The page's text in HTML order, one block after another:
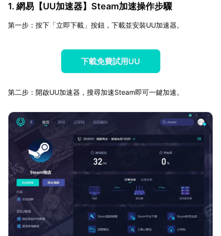
1. 網易【UU加速器】Steam加速操作步驟
第一步：按下「立即下載」按鈕，下載並安裝UU加速器。
下載免費試用UU
第二步：開啟UU加速器，搜尋加速Steam即可一鍵加速。